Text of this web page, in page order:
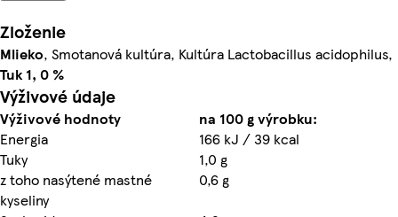
Zloženie
Mlieko, Smotanová kultúra, Kultúra Lactobacillus acidophilus,
Tuk 1, 0 %
Výživové údaje
Výživové hodnoty
na 100 g výrobku:
Energia
166 kJ / 39 kcal
Tuky
1,0 g
z toho nasýtené mastné
kyseliny
0,6 g